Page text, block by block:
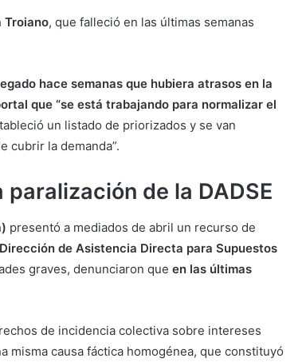
Troiano, que falleció en las últimas semanas
hace semanas que hubiera atrasos en la
que “se está trabajando para normalizar el
un listado de priorizados y se van
cubrir la demanda”.
de la DADSE
presentó a mediados de abril un recurso de
Dirección de Asistencia Directa para Supuestos
graves, denunciaron que en las últimas
de incidencia colectiva sobre intereses
misma causa fáctica homogénea, que constituyó